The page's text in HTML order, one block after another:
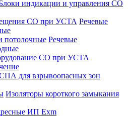
индикации и управления СО
СО при УСТА Речевые
потолочные Речевые
СО при УСТА
для взрывоопасных зон
Изоляторы короткого замыкания
ИП Exm